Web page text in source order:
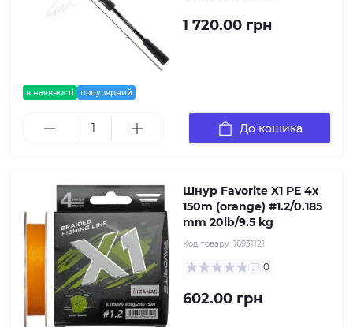
в наявності популярний
1 720.00 грн
До кошика
Шнур Favorite X1 PE 4x
150m (orange) #1.2/0.185
mm 20lb/9.5 kg
Код товару: 16931121
0
602.00 грн